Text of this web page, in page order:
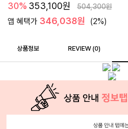
30% 353,100원 504,300원
앱 혜택가 346,038원 (2%)
상품정보 REVIEW (0)